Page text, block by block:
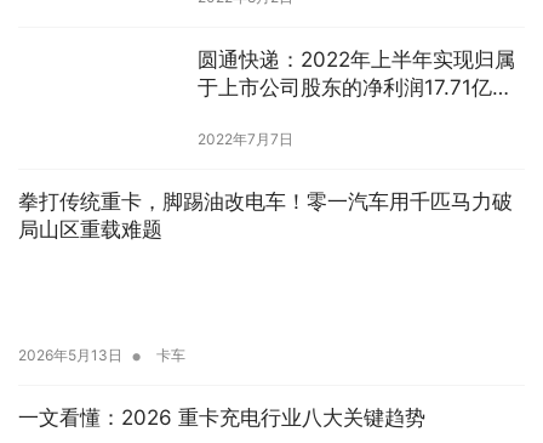
圆通快递：2022年上半年实现归属
于上市公司股东的净利润17.71亿
2022年7月7日
拳打传统重卡，脚踢油改电车！零一汽车用千匹马力破
局山区重载难题
2026年5月13日 • 卡车
一文看懂：2026 重卡充电行业八大关键趋势